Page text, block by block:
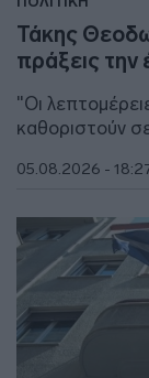
Τάκης
πράξεις την
"Οι
καθοριστούν
05.08.2026 -